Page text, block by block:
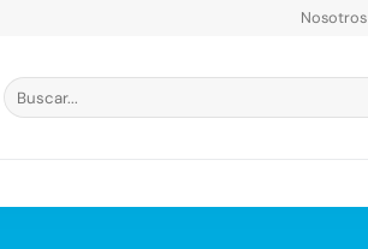
Nosotros
Buscar
por: